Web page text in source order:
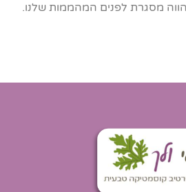
מסגרת לפנים המהממות שלנו.